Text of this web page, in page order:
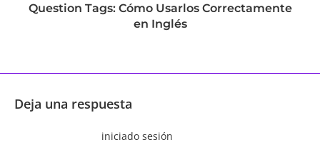
Question Tags: Cómo Usarlos Correctamente
en Inglés
Deja una respuesta
iniciado sesión